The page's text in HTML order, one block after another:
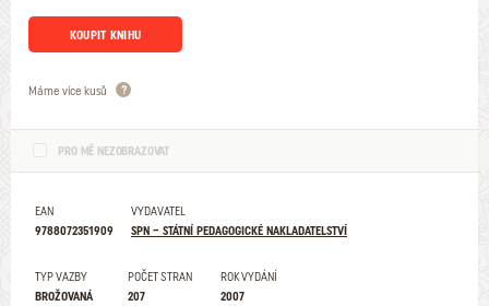
KOUPIT KNIHU
Máme více kusů
PRO MĚ NEZOBRAZOVAT
EAN
9788072351909
VYDAVATEL
SPN – STÁTNÍ PEDAGOGICKÉ NAKLADATELSTVÍ
TYP VAZBY
BROŽOVANÁ
POČET STRAN
207
ROK VYDÁNÍ
2007